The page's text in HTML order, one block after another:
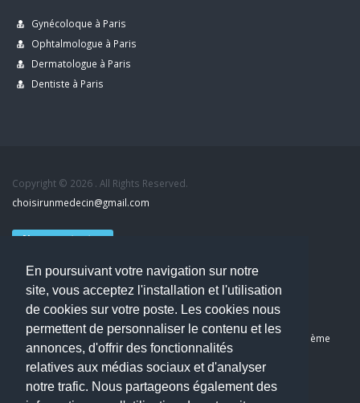
En poursuivant votre navigation sur notre
site, vous acceptez l'installation et l'utilisation
de cookies sur votre poste. Les cookies nous
permettent de personnaliser le contenu et les
annonces, d'offrir des fonctionnalités
relatives aux médias sociaux et d'analyser
notre trafic. Nous partageons également des
Gynécoloque à Paris
Ophtalmologue à Paris
Dermatologue à Paris
Dentiste à Paris
Copyright © 2026 . All Rights Reserved.
choisirunmedecin@gmail.com
Nous contacter
Dernier avis : Kassab Mourad, Chirurgien orthopédiste à Paris 11ème
Mentions légales